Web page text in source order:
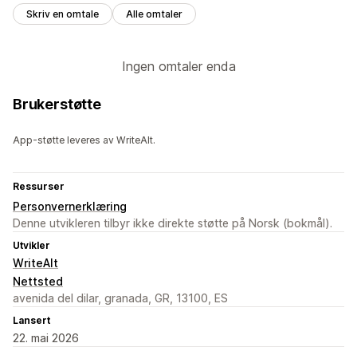
Skriv en omtale Alle omtaler
Ingen omtaler enda
Brukerstøtte
App-støtte leveres av WriteAlt.
Ressurser
Personvernerklæring
Denne utvikleren tilbyr ikke direkte støtte på Norsk (bokmål).
Utvikler
WriteAlt
Nettsted
avenida del dilar, granada, GR, 13100, ES
Lansert
22. mai 2026